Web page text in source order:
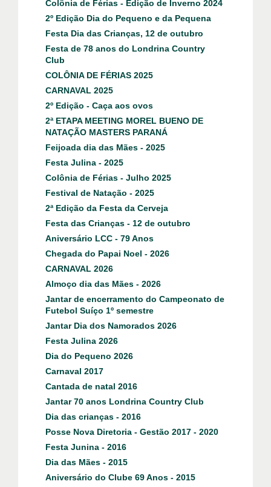
Colônia de Férias - Edição de Inverno 2024
2º Edição Dia do Pequeno e da Pequena
Festa Dia das Crianças, 12 de outubro
Festa de 78 anos do Londrina Country
Club
COLÔNIA DE FÉRIAS 2025
CARNAVAL 2025
2º Edição - Caça aos ovos
2ª ETAPA MEETING MOREL BUENO DE
NATAÇÃO MASTERS PARANÁ
Feijoada dia das Mães - 2025
Festa Julina - 2025
Colônia de Férias - Julho 2025
Festival de Natação - 2025
2ª Edição da Festa da Cerveja
Festa das Crianças - 12 de outubro
Aniversário LCC - 79 Anos
Chegada do Papai Noel - 2026
CARNAVAL 2026
Almoço dia das Mães - 2026
Jantar de encerramento do Campeonato de
Futebol Suíço 1º semestre
Jantar Dia dos Namorados 2026
Festa Julina 2026
Dia do Pequeno 2026
Carnaval 2017
Cantada de natal 2016
Jantar 70 anos Londrina Country Club
Dia das crianças - 2016
Posse Nova Diretoria - Gestão 2017 - 2020
Festa Junina - 2016
Dia das Mães - 2015
Aniversário do Clube 69 Anos - 2015